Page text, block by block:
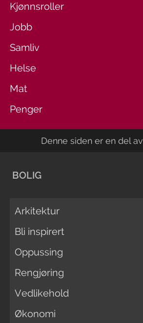
Kjønnsroller
Jobb
Samliv
Helse
Mat
Penger
Denne siden er en del av
BOLIG
Arkitektur
Bli inspirert
Oppussing
Rengjøring
Vedlikehold
Økonomi